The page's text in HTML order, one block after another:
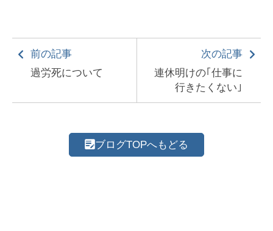
前の記事
過労死について
次の記事
連休明けの｢仕事に
行きたくない｣
ブログTOPへもどる